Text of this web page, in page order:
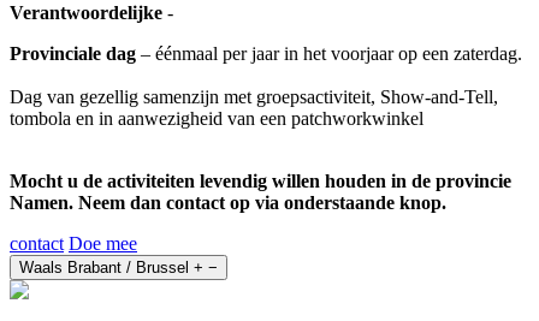
Verantwoordelijke -
Provinciale dag – éénmaal per jaar in het voorjaar op een zaterdag.
Dag van gezellig samenzijn met groepsactiviteit, Show-and-Tell,
tombola en in aanwezigheid van een patchworkwinkel
Mocht u de activiteiten levendig willen houden in de provincie
Namen. Neem dan contact op via onderstaande knop.
contact Doe mee
Waals Brabant / Brussel + −